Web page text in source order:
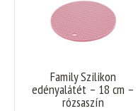
Family Szilikon
edényalátét – 18 cm –
rózsaszín